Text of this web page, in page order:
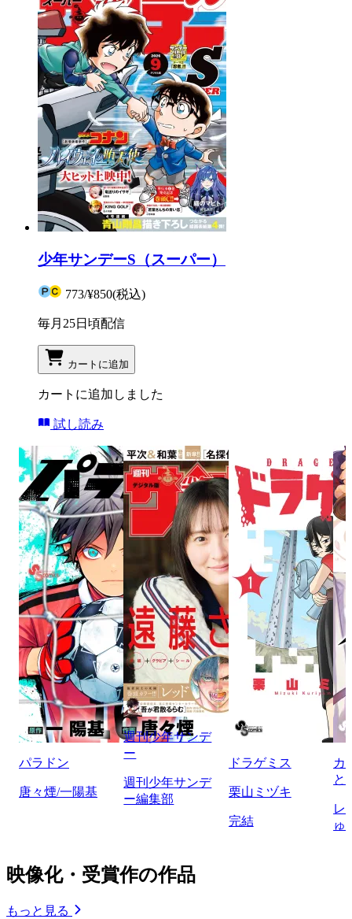
少年サンデーS（スーパー）
773/¥850(税込)
毎月25日頃配信
カートに追加
カートに追加しました
試し読み
パラドン
唐々煙/一陽基
週刊少年サンデ
ー
週刊少年サンデ
ー編集部
ドラゲミス
栗山ミヅキ
完結
カ
と
レ
ゅ
映像化・受賞作の作品
もっと見る